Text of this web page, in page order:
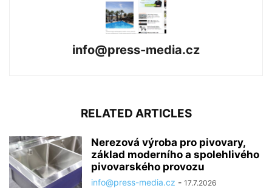
info@press-media.cz
RELATED ARTICLES
Nerezová výroba pro pivovary,
základ moderního a spolehlivého
pivovarského provozu
info@press-media.cz - 17.7.2026